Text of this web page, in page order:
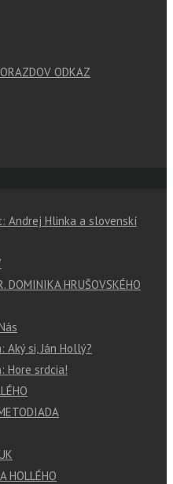
ODKAZ
Andrej Hlinka a slovenskí
DOMINIKA HRUŠOVSKÉHO
Aký si, Ján Hollý?
Hore srdcia!
HOLLÉHO